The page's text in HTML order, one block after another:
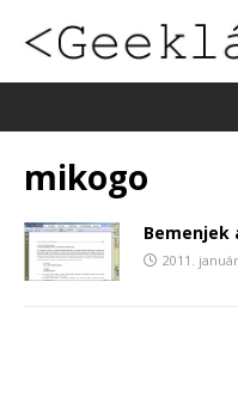
mikogo
Bemenjek
2011.